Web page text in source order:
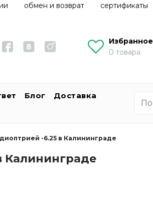
обмен и возврат сертификаты
Избранное
0 товара
Блог
Доставка
-6.25 в Калининграде
Калининграде